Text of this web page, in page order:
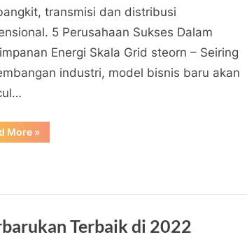
transmisi dan distribusi
5 Perusahaan Sukses Dalam
Energi Skala Grid steorn – Seiring
industri, model bisnis baru akan
More“5
Perusahaan
»
Terbaik di 2022